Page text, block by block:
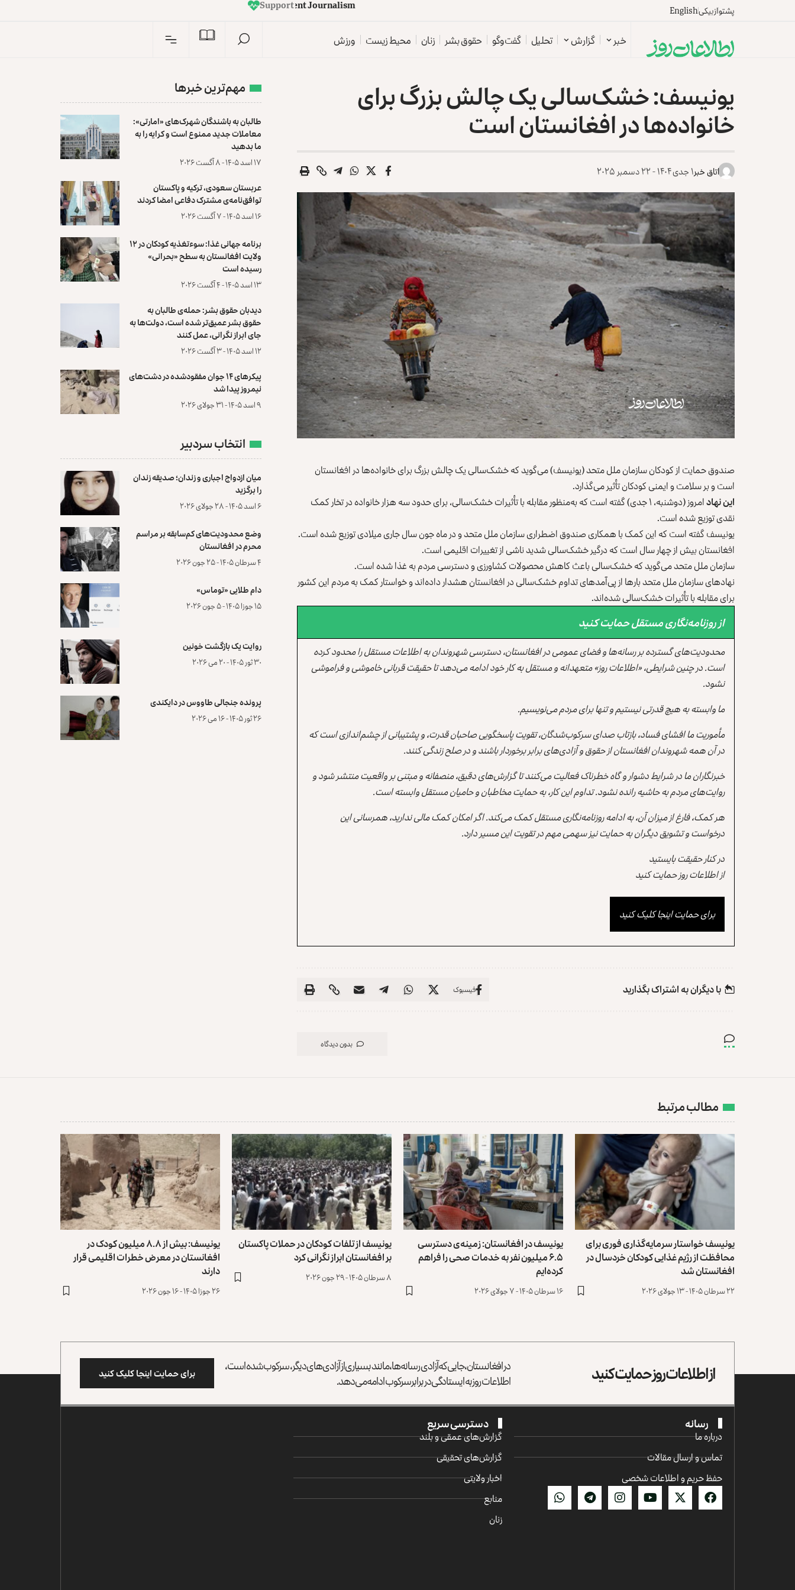
پشتوازبیکیEnglish
m
s
i
l
a
n
r
u
o
J
t
n
e
d
n
e
p
e
d
n
I Support
خبر گزارش تحلیل گفت‌وگو حقوق بشر زنان محیط زیست ورزش
یونیسف: خشک‌سالی یک چالش بزرگ برای
خانواده‌ها در افغانستان است
اتاق خبر۱ جدی ۱۴۰۴ - ۲۲ دسمبر ۲۰۲۵
صندوق حمایت از کودکان سازمان ملل متحد (یونیسف) می‌گوید که خشک‌سالی یک چالش بزرگ برای خانواده‌ها در افغانستان
است و بر سلامت و ایمنی کودکان تأثیر می‌گذارد.
این نهاد
امروز (دوشنبه، ۱ جدی) گفته است که به‌منظور مقابله با تأثیرات خشک‌سالی، برای حدود سه هزار خانواده در تخار کمک
نقدی توزیع شده است.
یونیسف گفته است که این کمک با همکاری صندوق اضطراری سازمان ملل متحد و در ماه جون سال جاری میلادی توزیع شده است.
افغانستان بیش از چهار سال است که درگیر خشک‌سالی شدید ناشی از تغییرات اقلیمی است.
سازمان ملل متحد می‌گوید که خشک‌سالی باعث کاهش محصولات کشاورزی و دسترسی مردم به غذا شده است.
نهادهای سازمان ملل متحد بارها از پی‌آمدهای تداوم خشک‌سالی در افغانستان هشدار داده‌اند و خواستار کمک به مردم این کشور
برای مقابله با تأثیرات خشک‌سالی شده‌اند.
از روزنامه‌نگاری مستقل حمایت کنید
محدودیت‌های گسترده بر رسانه‌ها و فضای عمومی در افغانستان، دسترسی شهروندان به اطلاعات مستقل را محدود کرده
است. در چنین شرایطی، «اطلاعات روز» متعهدانه و مستقل به کار خود ادامه می‌دهد تا حقیقت قربانی خاموشی و فراموشی
نشود.
ما وابسته به هیچ قدرتی نیستیم و تنها برای مردم می‌نویسیم.
مأموریت ما افشای فساد، بازتاب صدای سرکوب‌شدگان، تقویت پاسخگویی صاحبان قدرت، و پشتیبانی از چشم‌اندازی است که
در آن همه شهروندان افغانستان از حقوق و آزادی‌های برابر برخوردار باشند و در صلح زندگی کنند.
خبرنگاران ما در شرایط دشوار و گاه خطرناک فعالیت می‌کنند تا گزارش‌های دقیق، منصفانه و مبتنی بر واقعیت منتشر شود و
روایت‌های مردم به حاشیه رانده نشود. تداوم این کار، به حمایت مخاطبان و حامیان مستقل وابسته است.
هر کمک، فارغ از میزان آن، به ادامه روزنامه‌نگاری مستقل کمک می‌کند. اگر امکان کمک مالی ندارید، همرسانی این
درخواست و تشویق دیگران به حمایت نیز سهمی مهم در تقویت این مسیر دارد.
در کنار حقیقت بایستید
از اطلاعات روز حمایت کنید
برای حمایت اینجا کلیک کنید
با دیگران به‌‌ اشتراک بگذارید فیسبوک
بدون دیدگاه
مهم‌ترین خبرها
طالبان به باشندگان شهرک‌های «امارتی»:
معاملات جدید ممنوع است و کرایه را به
ما بدهید
۱۷ اسد ۱۴۰۵ - ۸ آگست ۲۰۲۶
عربستان سعودی، ترکیه و پاکستان
توافق‌نامه‌ی مشترک دفاعی امضا کردند
۱۶ اسد ۱۴۰۵ - ۷ آگست ۲۰۲۶
برنامه جهانی غذا: سوءتغذیه کودکان در ۱۲
ولایت افغانستان به سطح «بحرانی»
رسیده است
۱۳ اسد ۱۴۰۵ - ۴ آگست ۲۰۲۶
دیدبان حقوق بشر: حمله‌ی طالبان به
حقوق بشر عمیق‌تر شده است، دولت‌ها به
جای ابراز نگرانی، عمل کنند
۱۲ اسد ۱۴۰۵ - ۳ آگست ۲۰۲۶
پیکرهای ۱۴ جوان مفقودشده در دشت‌های
نیمروز پیدا شد
۹ اسد ۱۴۰۵ - ۳۱ جولای ۲۰۲۶
انتخاب سردبیر
میان ازدواج اجباری و زندان؛ صدیقه زندان
را برگزید
۶ اسد ۱۴۰۵ - ۲۸ جولای ۲۰۲۶
وضع محدودیت‌های کم‌سابقه بر مراسم
محرم در افغانستان
۴ سرطان ۱۴۰۵ - ۲۵ جون ۲۰۲۶
دام طلایی «توماس»
۱۵ جوزا ۱۴۰۵ - ۵ جون ۲۰۲۶
روایت یک بازگشت خونین
۳۰ ثور ۱۴۰۵ - ۲۰ می ۲۰۲۶
پرونده‌ جنجالی طاووس در دایکندی
۲۶ ثور ۱۴۰۵ - ۱۶ می ۲۰۲۶
مطالب مرتبط
یونیسف خواستار سرمایه‌گذاری فوری برای
محافظت از رژیم غذایی کودکان خردسال در
افغانستان شد
۲۲ سرطان ۱۴۰۵ - ۱۳ جولای ۲۰۲۶
یونیسف در افغانستان: زمینه‌ی دسترسی
۶.۵ میلیون نفر به ‏خدمات صحی را فراهم
کرده‌ایم
۱۶ سرطان ۱۴۰۵ - ۷ جولای ۲۰۲۶
یونیسف از تلفات کودکان در حملات پاکستان
بر افغانستان ابراز نگرانی کرد
۸ سرطان ۱۴۰۵ - ۲۹ جون ۲۰۲۶
یونیسف: بیش از ۸.۸ میلیون کودک در
افغانستان در معرض خطرات اقلیمی قرار
دارند
۲۶ جوزا ۱۴۰۵ - ۱۶ جون ۲۰۲۶
از اطلاعات روز حمایت کنید در افغانستان، جایی که آزادی رسانه‌ها، مانند بسیاری از آزادی‌های دیگر، سرکوب شده است،
اطلاعات روز به ایستادگی در برابر سرکوب ادامه می‌دهد. برای حمایت اینجا کلیک کنید
رسانه
درباره ما
تماس و ارسال مقالات
حفظ حریم و اطلاعات شخصی
دسترسی سریع
گزارش‌‌های عمقی و بلند
گزارش‌های تحقیقی
اخبار ولایتی
منابع
زنان